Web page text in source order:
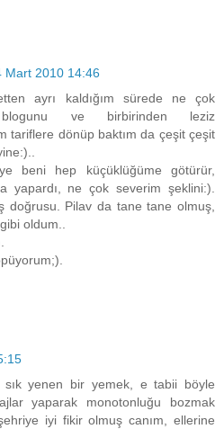
Mart 2010 14:46
ayrı kaldığım sürede ne çok
ve birbirinden leziz
tariflere dönüp baktım da çeşit çeşit
beni hep küçüklüğüme götürür,
yapardı, ne çok severim şeklini:).
doğrusu. Pilav da tane tane olmuş,
oldum..
yenen bir yemek, e tabii böyle
yaparak monotonluğu bozmak
iyi fikir olmuş canım, ellerine